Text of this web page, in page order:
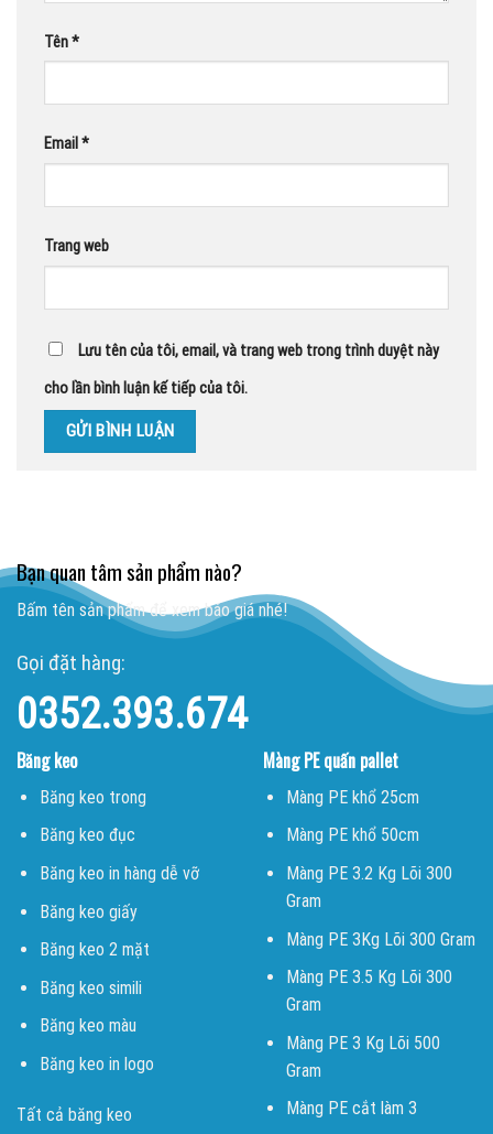
Tên*
Email *
Trang web
Lưu tên của tôi, email, và trang web trong trình duyệt này
cho lần bình luận kế tiếp của tôi.
Bạn quan tâm sản phẩm nào?
Bấm tên sản phẩm để xem báo giá nhé!
Gọi đặt hàng:
0352.393.674
Băng keo
Băng keo trong
Băng keo đục
Băng keo in hàng dễ vỡ
Băng keo giấy
Băng keo 2 mặt
Băng keo simili
Băng keo màu
Băng keo in logo
Tất cả băng keo
Màng PE quấn pallet
Màng PE khổ 25cm
Màng PE khổ 50cm
Màng PE 3.2 Kg Lõi 300
Gram
Màng PE 3Kg Lõi 300 Gram
Màng PE 3.5 Kg Lõi 300
Gram
Màng PE 3 Kg Lõi 500
Gram
Màng PE cắt làm 3